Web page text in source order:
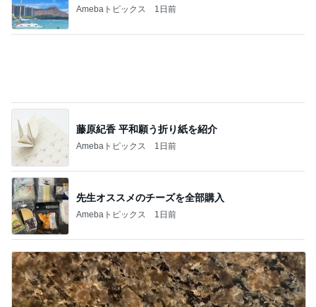
Amebaトピックス 1日前
藤原紀香 平和願う折り紙を紹介
Amebaトピックス 1日前
先生オススメのチーズを全部購入
Amebaトピックス 1日前